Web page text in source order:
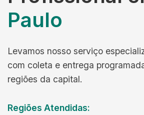
Paulo
Levamos nosso serviço
com coleta e entrega
regiões da capital.
Regiões Atendidas: